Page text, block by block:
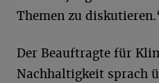
Themen zu
Der Beauftragte für
Nachhaltigkeit sprach